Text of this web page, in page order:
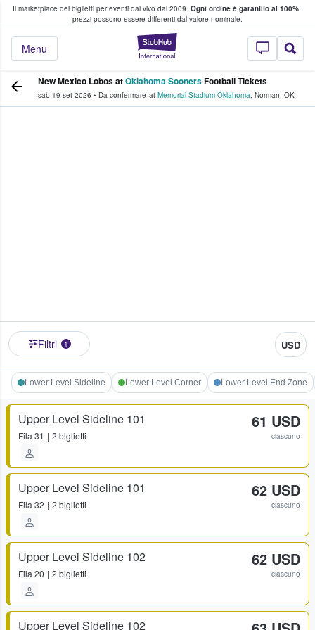
Il marketplace dei biglietti per eventi dal vivo dal 2009. Ogni ordine è garantito al 100%I
prezzi possono essere differenti dal valore nominale.
StubHub - Dove
Menu
fan comprano e vendono biglietti
New Mexico Lobos atOklahoma SoonersFootball Tickets
sab 19 set 2026 • Da confermare at Memorial Stadium Oklahoma, Norman, OK
Filtri 1 USD
Lower Level Sideline Lower Level Corner Lower Level End Zone
Upper Level Sideline 101
Fila 31 2 biglietti
61 USD
ciascuno
Upper Level Sideline 101
Fila 32 2 biglietti
62 USD
ciascuno
Upper Level Sideline 102
Fila 20 2 biglietti
62 USD
ciascuno
Upper Level Sideline 102